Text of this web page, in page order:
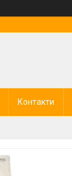
Контакти